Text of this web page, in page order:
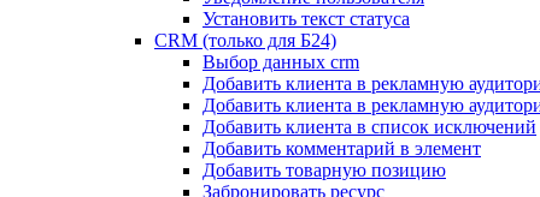
Установить текст статуса
CRM (только для Б24)
Выбор данных crm
Добавить клиента в рекламную
Добавить клиента в рекламную
Добавить клиента в список исключений
Добавить комментарий в элемент
Добавить товарную позицию
Забронировать ресурс